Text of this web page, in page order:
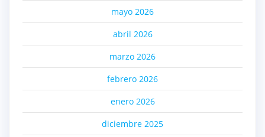
mayo 2026
abril 2026
marzo 2026
febrero 2026
enero 2026
diciembre 2025